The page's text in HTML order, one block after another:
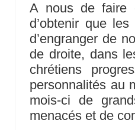
A nous de faire
d’obtenir que
d’engranger de
de droite, dans
chrétiens
personnalités au
mois-ci de
menacés et de